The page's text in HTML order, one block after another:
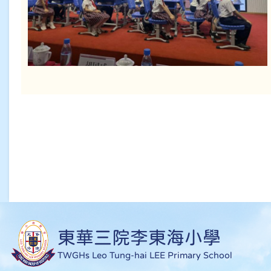
東華三院李東海小學
TWGHs Leo Tung-hai LEE Primary School